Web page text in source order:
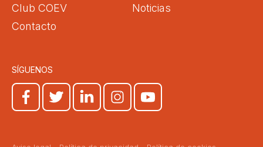
Club COEV
Noticias
Contacto
SÍGUENOS